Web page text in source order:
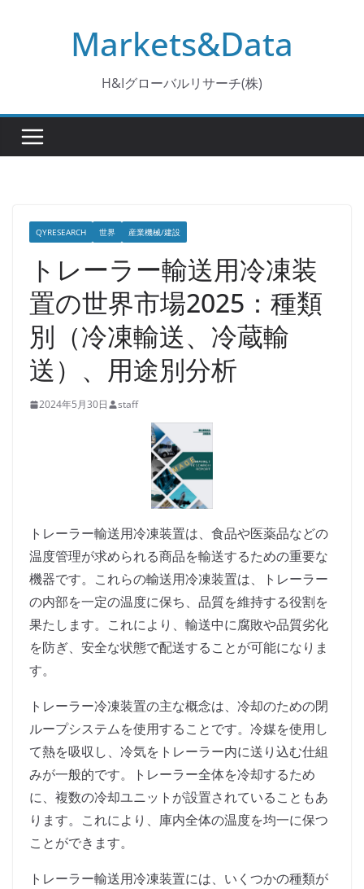
Markets&Data
H&Iグローバルリサーチ(株)
QYRESEARCH 世界 産業機械/建設
トレーラー輸送用冷凍装
置の世界市場2025：種類
別（冷凍輸送、冷蔵輸
送）、用途別分析
2024年5月30日 staff
トレーラー輸送用冷凍装置は、食品や医薬品などの
温度管理が求められる商品を輸送するための重要な
機器です。これらの輸送用冷凍装置は、トレーラー
の内部を一定の温度に保ち、品質を維持する役割を
果たします。これにより、輸送中に腐敗や品質劣化
を防ぎ、安全な状態で配送することが可能になりま
す。
トレーラー冷凍装置の主な概念は、冷却のための閉
ループシステムを使用することです。冷媒を使用し
て熱を吸収し、冷気をトレーラー内に送り込む仕組
みが一般的です。トレーラー全体を冷却するため
に、複数の冷却ユニットが設置されていることもあ
ります。これにより、庫内全体の温度を均一に保つ
ことができます。
トレーラー輸送用冷凍装置には、いくつかの種類が